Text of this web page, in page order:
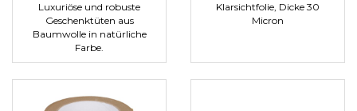
Luxuriöse und robuste
Geschenktüten aus
Baumwolle in natürliche
Farbe.
Klarsichtfolie, Dicke 30
Micron